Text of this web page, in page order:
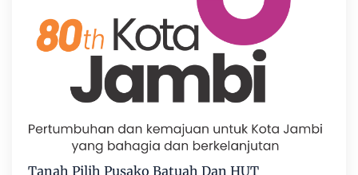
Tanah Pilih Pusako Batuah Dan HUT